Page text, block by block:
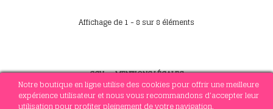
Notre boutique en ligne utilise des cookies pour offrir une meilleure
expérience utilisateur et nous vous recommandons d'accepter leur
utilisation pour profiter pleinement de votre navigation.
Affichage de 1 - 8 sur 8 éléments
CGV-MENTIONS LÉGALES